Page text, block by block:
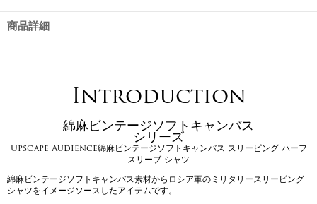
商品詳細
Introduction
綿麻ビンテージソフトキャンバス
シリーズ
Upscape Audience綿麻ビンテージソフトキャンバス スリーピング ハーフ
スリーブ シャツ
綿麻ビンテージソフトキャンバス素材からロシア軍のミリタリースリーピング
シャツをイメージソースしたアイテムです。